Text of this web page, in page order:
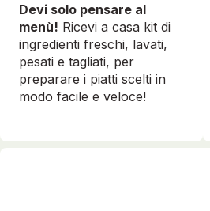
Devi solo pensare al
menù! Ricevi a casa kit di
ingredienti freschi, lavati,
pesati e tagliati, per
preparare i piatti scelti in
modo facile e veloce!